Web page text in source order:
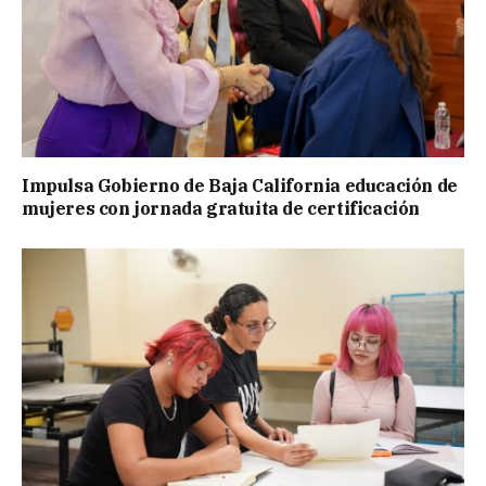
Impulsa Gobierno de Baja California educación de
mujeres con jornada gratuita de certificación